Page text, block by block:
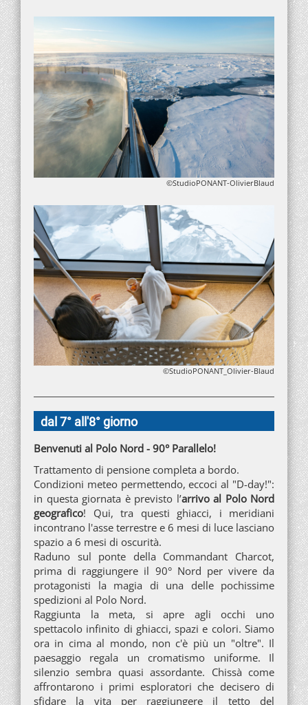
©StudioPONANT-OlivierBlaud
©StudioPONANT_Olivier-Blaud
dal 7° all'8° giorno
Benvenuti al Polo Nord - 90° Parallelo!
Trattamento di pensione completa a bordo.
Condizioni meteo permettendo, eccoci al "D-day!":
in questa giornata è previsto l’arrivo al Polo Nord
geografico! Qui, tra questi ghiacci, i meridiani
incontrano l'asse terrestre e 6 mesi di luce lasciano
spazio a 6 mesi di oscurità.
Raduno sul ponte della Commandant Charcot,
prima di raggiungere il 90° Nord per vivere da
protagonisti la magia di una delle pochissime
spedizioni al Polo Nord.
Raggiunta la meta, si apre agli occhi uno
spettacolo infinito di ghiacci, spazi e colori. Siamo
ora in cima al mondo, non c'è più un "oltre". Il
paesaggio regala un cromatismo uniforme. Il
silenzio sembra quasi assordante. Chissà come
affrontarono i primi esploratori che decisero di
sfidare la vita per raggiungere il tetto del